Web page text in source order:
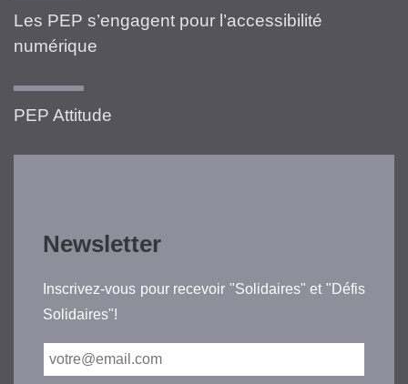
Les PEP s’engagent pour l’accessibilité
numérique
PEP Attitude
Newsletter
Inscrivez-vous pour recevoir "Solidaires" et "Défis
Solidaires"!